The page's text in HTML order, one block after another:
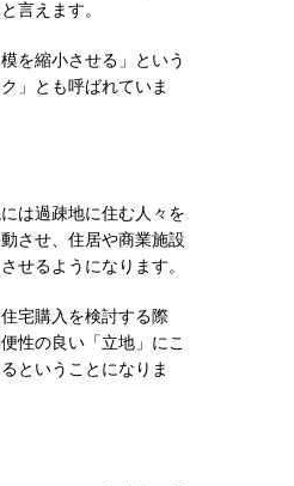
言えます。
を縮小させる」という
」とも呼ばれていま
は過疎地に住む人々を
させ、住居や商業施設
せるようになります。
宅購入を検討する際
性の良い「立地」にこ
ということになりま